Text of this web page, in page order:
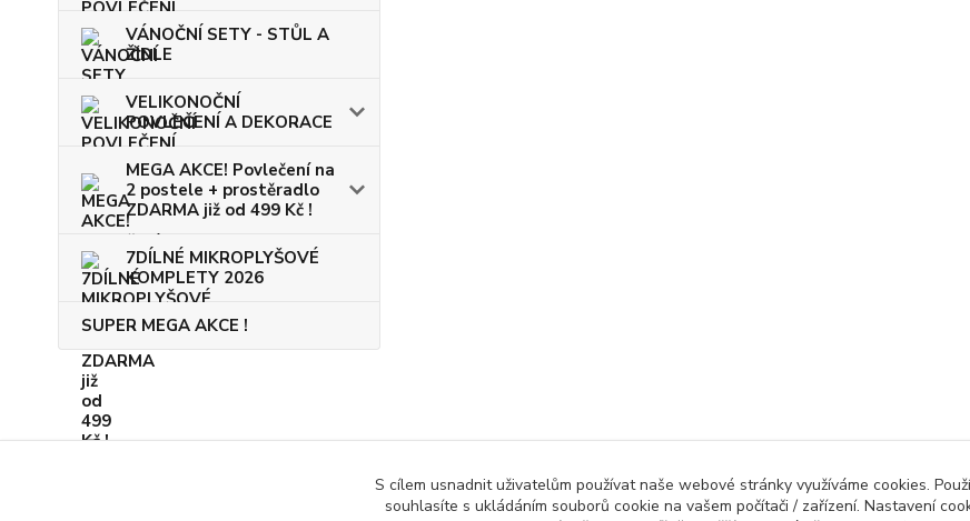
VÁNOČNÍ SETY - STŮL A
ŽIDLE
VELIKONOČNÍ
POVLEČENÍ A DEKORACE
MEGA AKCE! Povlečení na
2 postele + prostěradlo
ZDARMA již od 499 Kč !
7DÍLNÉ MIKROPLYŠOVÉ
KOMPLETY 2026
SUPER MEGA AKCE !
S cílem usnadnit uživatelům používat naše webové stránky využíváme cookies.
souhlasíte s ukládáním souborů cookie na vašem počítači / zařízení. Nastavení